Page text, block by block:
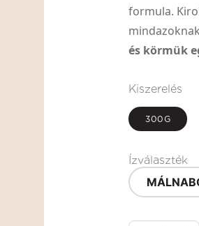
formula.
és körmük
Kiszerelés
300G
Ízválaszték